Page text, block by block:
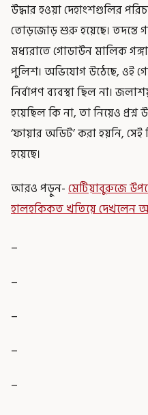
উদ্ধার হওয়া দেহাংশগুলির
তোড়জোড় শুরু হয়েছে। তদন্তে
মধ্যরাতে গোডাউন মালিক
পুলিশ। অভিযোগ উঠেছে, ওই
নির্বাপণ ব্যবস্থা ছিল না।
হয়েছিল কি না, তা নিয়েও প্রশ্ন
‘ফায়ার অডিট’ করা হয়নি, সেই
হয়েছে।
আরও পড়ুন-মেটিয়াবুরুজে
হালহকিকত খতিয়ে দেখলেন
_
_
_
_
_